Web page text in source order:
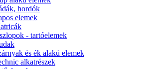
hordók
elemek
- tartóelemek
és ék alakú elemek
alkatrészek